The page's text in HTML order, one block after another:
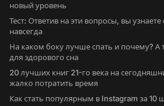
новый уровень
Тест: Ответив на эти вопросы, вы
навсегда
На каком боку лучше спать и почему? А
для здорового сна
20 лучших книг 21-го века на
жалко потратить время
Как стать популярным в Instagram за 10